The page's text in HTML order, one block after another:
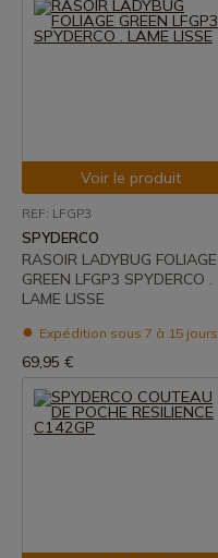
Voir le produit
REF: LFGP3
SPYDERCO
RASOIR LADYBUG FOLIAGE
GREEN LFGP3 SPYDERCO .
LAME LISSE
Expédition sous 7 à 15 jours
69,95 €